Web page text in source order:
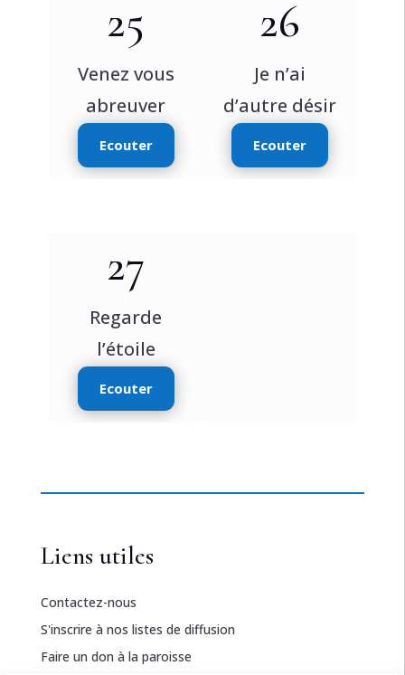
25
Venez vous
abreuver
Ecouter
26
Je n’ai
d’autre désir
Ecouter
27
Regarde
l’étoile
Ecouter
Liens utiles
Contactez-nous
S'inscrire à nos listes de diffusion
Faire un don à la paroisse